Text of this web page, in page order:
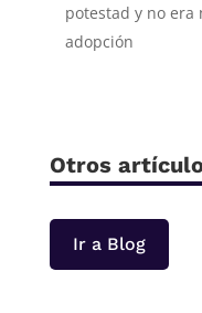
potestad y no era
adopción
Otros
Ir a Blog